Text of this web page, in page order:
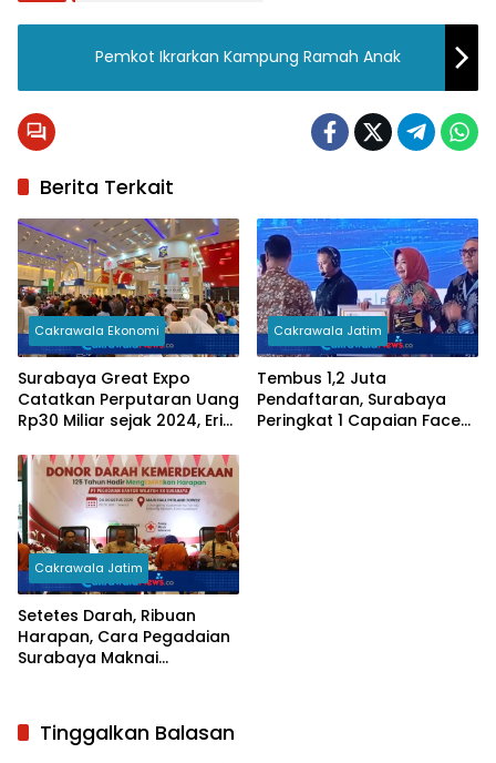
Pemkot Ikrarkan Kampung Ramah Anak
Berita Terkait
Cakrawala Ekonomi
Surabaya Great Expo
Catatkan Perputaran Uang
Rp30 Miliar sejak 2024, Eri
Rutin
Cakrawala Jatim
Tembus 1,2 Juta
Pendaftaran, Surabaya
Peringkat 1 Capaian Face
Cakrawala Jatim
Setetes Darah, Ribuan
Harapan, Cara Pegadaian
Surabaya Maknai
Tinggalkan Balasan